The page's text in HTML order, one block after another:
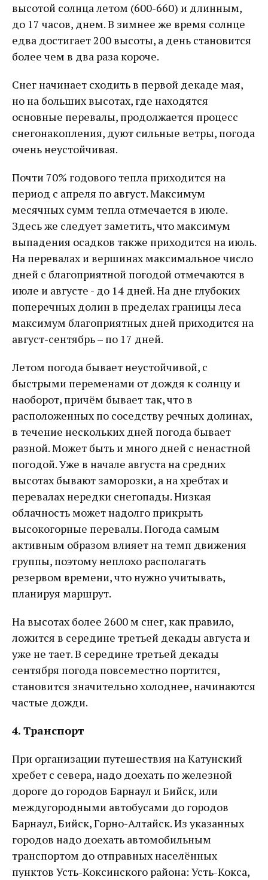
высотой солнца летом (600-660) и длинным,
до 17 часов, днем. В зимнее же время солнце
едва достигает 200 высоты, а день становится
более чем в два раза короче.
Снег начинает сходить в первой декаде мая,
но на больших высотах, где находятся
основные перевалы, продолжается процесс
снегонакопления, дуют сильные ветры, погода
очень неустойчивая.
Почти 70% годового тепла приходится на
период с апреля по август. Максимум
месячных сумм тепла отмечается в июле.
Здесь же следует заметить, что максимум
выпадения осадков также приходится на июль.
На перевалах и вершинах максимальное число
дней с благоприятной погодой отмечаются в
июле и августе - до 14 дней. На дне глубоких
поперечных долин в пределах границы леса
максимум благоприятных дней приходится на
август-сентябрь – по 17 дней.
Летом погода бывает неустойчивой, с
быстрыми переменами от дождя к солнцу и
наоборот, причём бывает так, что в
расположенных по соседству речных долинах,
в течение нескольких дней погода бывает
разной. Может быть и много дней с ненастной
погодой. Уже в начале августа на средних
высотах бывают заморозки, а на хребтах и
перевалах нередки снегопады. Низкая
облачность может надолго прикрыть
высокогорные перевалы. Погода самым
активным образом влияет на темп движения
группы, поэтому неплохо располагать
резервом времени, что нужно учитывать,
планируя маршрут.
На высотах более 2600 м снег, как правило,
ложится в середине третьей декады августа и
уже не тает. В середине третьей декады
сентября погода повсеместно портится,
становится значительно холоднее, начинаются
частые дожди.
4. Транспорт
При организации путешествия на Катунский
хребет с севера, надо доехать по железной
дороге до городов Барнаул и Бийск, или
междугородными автобусами до городов
Барнаул, Бийск, Горно-Алтайск. Из указанных
городов надо доехать автомобильным
транспортом до отправных населённых
пунктов Усть-Коксинского района: Усть-Кокса,